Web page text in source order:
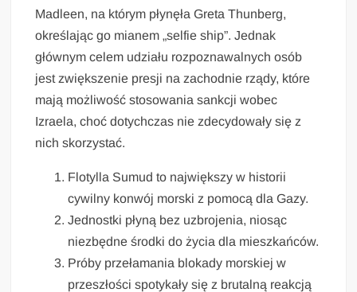
Madleen, na którym płynęła Greta Thunberg,
określając go mianem „selfie ship”. Jednak
głównym celem udziału rozpoznawalnych osób
jest zwiększenie presji na zachodnie rządy, które
mają możliwość stosowania sankcji wobec
Izraela, choć dotychczas nie zdecydowały się z
nich skorzystać.
Flotylla Sumud to największy w historii
cywilny konwój morski z pomocą dla Gazy.
Jednostki płyną bez uzbrojenia, niosąc
niezbędne środki do życia dla mieszkańców.
Próby przełamania blokady morskiej w
przeszłości spotykały się z brutalną reakcją